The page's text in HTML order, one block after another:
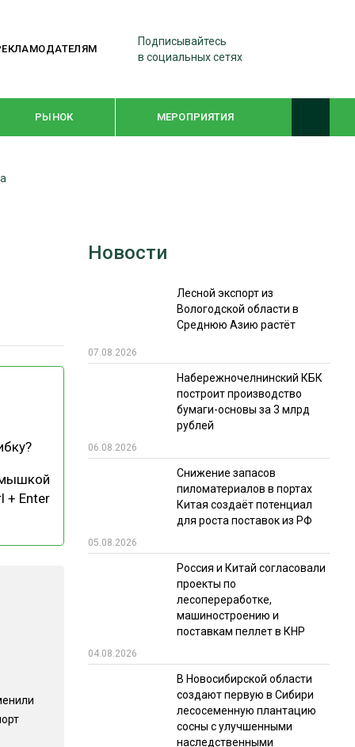
Подписывайтесь
в социальных сетях
РЫНОК МЕРОПРИЯТИЯ
WOODEX-2021
СУШКА ДРЕВЕСИНЫ
ИТОГИ МЕРОПРИЯТИЙ
+ Enter
Новости
Лесной экспорт из
Вологодской области в
Среднюю Азию растёт
07.08.2026
Набережночелнинский КБК
построит производство
бумаги-основы за 3 млрд
рублей
06.08.2026
Снижение запасов
пиломатериалов в портах
Китая создаёт потенциал
для роста поставок из РФ
05.08.2026
Россия и Китай согласовали
проекты по
лесопереработке,
машиностроению и
поставкам пеллет в КНР
04.08.2026
В Новосибирской области
создают первую в Сибири
лесосеменную плантацию
сосны с улучшенными
наследственными